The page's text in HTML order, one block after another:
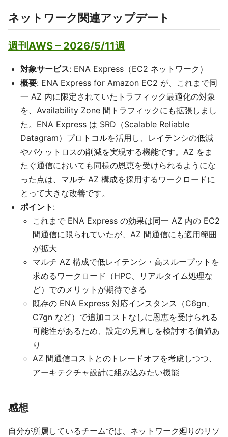
ネットワーク関連アップデート
週刊AWS – 2026/5/11週
対象サービス: ENA Express（EC2 ネットワーク）
概要: ENA Express for Amazon EC2 が、これまで同
一 AZ 内に限定されていたトラフィック最適化の対象
を、Availability Zone 間トラフィックにも拡張しまし
た。ENA Express は SRD（Scalable Reliable
Datagram）プロトコルを活用し、レイテンシの低減
やパケットロスの削減を実現する機能です。AZ をま
たぐ通信においても同様の恩恵を受けられるようにな
った点は、マルチ AZ 構成を採用するワークロードに
とって大きな改善です。
ポイント :
これまで ENA Express の効果は同一 AZ 内の EC2
間通信に限られていたが、AZ 間通信にも適用範囲
が拡大
マルチ AZ 構成で低レイテンシ・高スループットを
求めるワークロード（HPC、リアルタイム処理な
ど）でのメリットが期待できる
既存の ENA Express 対応インスタンス（C6gn、
C7gn など）で追加コストなしに恩恵を受けられる
可能性があるため、設定の見直しを検討する価値あ
り
AZ 間通信コストとのトレードオフを考慮しつつ、
アーキテクチャ設計に組み込みたい機能
感想
自分が所属しているチームでは、ネットワーク廻りのリソ